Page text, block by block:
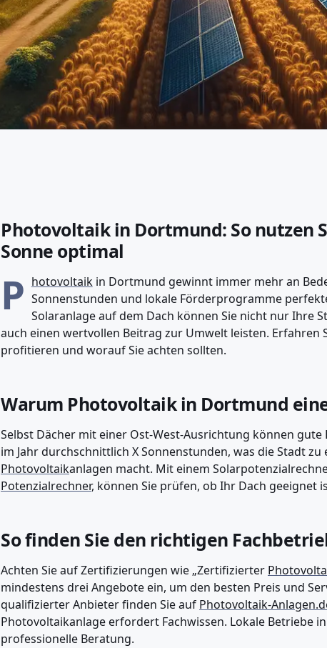
Photovoltaik in Dortmund: So nutzen
Sonne optimal
P hotovoltaikin Dortmund gewinnt immer mehr an
Sonnenstunden und lokale Förderprogramme
Solaranlage auf dem Dach können Sie nicht nur Ihre
auch einen wertvollen Beitrag zur Umwelt leisten. Erfahren
profitieren und worauf Sie achten sollten.
Warum Photovoltaik in Dortmund
Selbst Dächer mit einer Ost-West-Ausrichtung können
im Jahr durchschnittlich X Sonnenstunden, was die Stadt
Photovoltaikanlagen macht. Mit einem
Potenzialrechner, können Sie prüfen, ob Ihr Dach geeignet
So finden Sie den richtigen
Achten Sie auf Zertifizierungen wie „Zertifizierter
mindestens drei Angebote ein, um den besten Preis und
qualifizierter Anbieter finden Sie auf Photovoltaik-
Photovoltaikanlage erfordert Fachwissen. Lokale Betriebe
professionelle Beratung.